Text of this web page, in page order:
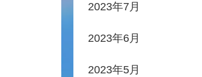
2023年7月
2023年6月
2023年5月